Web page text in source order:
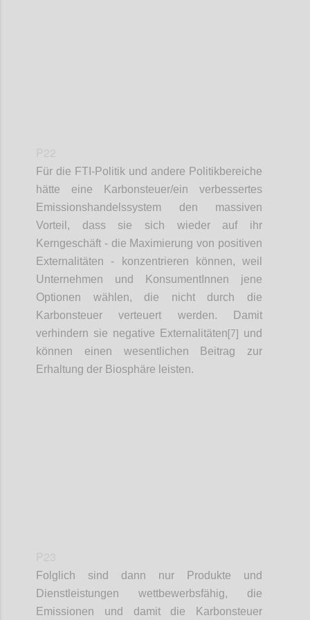
Für die FTI-Politik und andere Politikbereiche
hätte eine Karbonsteuer/ein verbessertes
Emissionshandelssystem den massiven
Vorteil, dass sie sich wieder auf ihr
Kerngeschäft - die Maximierung von positiven
Externalitäten - konzentrieren können, weil
Unternehmen und KonsumentInnen jene
Optionen wählen, die nicht durch die
Karbonsteuer verteuert werden. Damit
verhindern sie negative Externalitäten[7] und
können einen wesentlichen Beitrag zur
Erhaltung der Biosphäre leisten.
Folglich sind dann nur Produkte und
Dienstleistungen wettbewerbsfähig, die
Emissionen und damit die Karbonsteuer